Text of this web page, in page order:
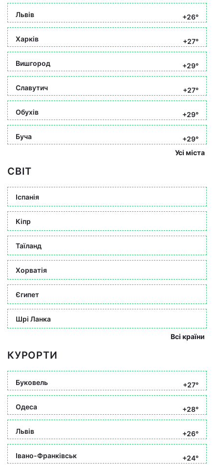
Львів +26°
Харків +27°
Вишгород +29°
Славутич +27°
Обухів +29°
Буча
+29°
Усі міста
СВІТ
Іспанія
Кіпр
Таїланд
Хорватія
Єгипет
Шрі Ланка
Всі країни
КУРОРТИ
Буковель +27°
Одеса +28°
Львів +26°
Івано-Франківськ +24°